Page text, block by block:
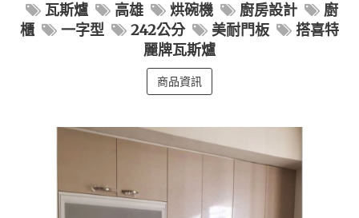
瓦斯爐
高雄 烘碗機 廚房設計
廚
櫃
一字型 242公分 美耐門板
搭喜特
麗牌瓦斯爐
商品資訊